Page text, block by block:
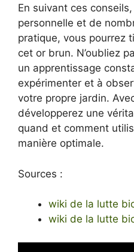
En suivant ces
personnelle et de
pratique, vous pourrez
cet or brun. N’oubliez
un apprentissage
expérimenter et à
votre propre jardin.
développerez une
quand et comment
manière optimale.
Sources :
wiki de la lutte
wiki de la lutte